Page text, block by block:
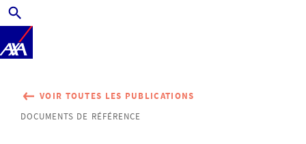
VOIR TOUTES LES PUBLICATIONS
DOCUMENTS DE RÉFÉRENCE